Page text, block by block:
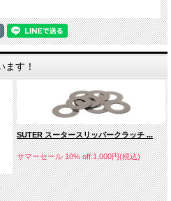
ます！
SUTER スータースリッパークラッチ ...
サマーセール 10% off:1,000円(税込)